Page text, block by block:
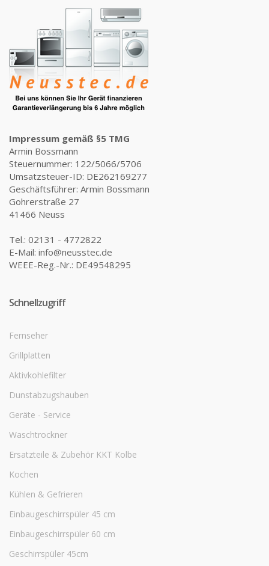
Impressum gemäß §5 TMG
Armin Bossmann
Steuernummer: 122/5066/5706
Umsatzsteuer-ID: DE262169277
Geschäftsführer: Armin Bossmann
Gohrerstraße 27
41466 Neuss
Tel.: 02131 - 4772822
E-Mail: info@neusstec.de
WEEE-Reg.-Nr.: DE49548295
Schnellzugriff
Fernseher
Grillplatten
Aktivkohlefilter
Dunstabzugshauben
Geräte - Service
Waschtrockner
Ersatzteile & Zubehör KKT Kolbe
Kochen
Kühlen & Gefrieren
Einbaugeschirrspüler 45 cm
Einbaugeschirrspüler 60 cm
Geschirrspüler 45cm